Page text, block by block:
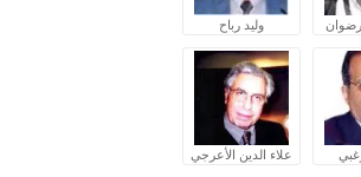
وليد رباح
علاء الدين الأعرجي